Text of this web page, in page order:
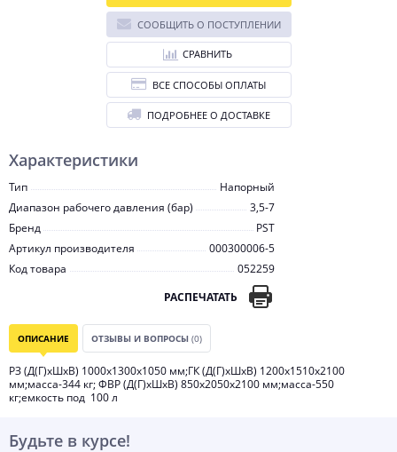
Характеристики
Тип
Напорный
Диапазон рабочего давления (бар)
3,5-7
Бренд
PST
Артикул производителя
000300006-5
Код товара
052259
РАСПЕЧАТАТЬ
СООБЩИТЬ О ПОСТУПЛЕНИИ
СРАВНИТЬ
ВСЕ СПОСОБЫ ОПЛАТЫ
ПОДРОБНЕЕ О ДОСТАВКЕ
ОПИСАНИЕ ОТЗЫВЫ И ВОПРОСЫ (0)
РЗ (Д(Г)хШхВ) 1000х1300х1050 мм;ГК (Д(Г)хШхВ) 1200х1510х2100
мм;масса-344 кг; ФВР (Д(Г)хШхВ) 850х2050х2100 мм;масса-550
кг;емкость под 100 л
Будьте в курсе!